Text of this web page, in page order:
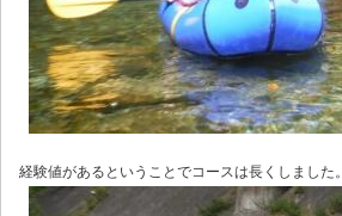
経験値があるということでコースは長くしました。